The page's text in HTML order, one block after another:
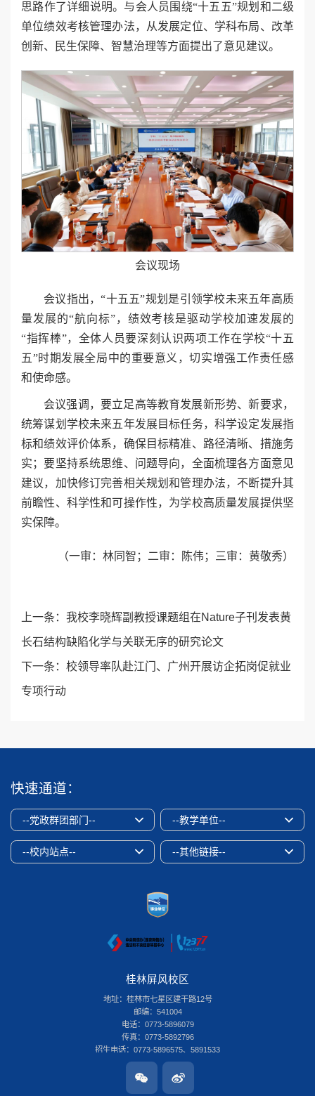
思路作了详细说明。与会人员围绕“十五五”规划和二级
单位绩效考核管理办法，从发展定位、学科布局、改革
创新、民生保障、智慧治理等方面提出了意见建议。
会议现场
会议指出，“十五五”规划是引领学校未来五年高质
量发展的“航向标”，绩效考核是驱动学校加速发展的
“指挥棒”，全体人员要深刻认识两项工作在学校“十五
五”时期发展全局中的重要意义，切实增强工作责任感
和使命感。
会议强调，要立足高等教育发展新形势、新要求，
统筹谋划学校未来五年发展目标任务，科学设定发展指
标和绩效评价体系，确保目标精准、路径清晰、措施务
实；要坚持系统思维、问题导向，全面梳理各方面意见
建议，加快修订完善相关规划和管理办法，不断提升其
前瞻性、科学性和可操作性，为学校高质量发展提供坚
实保障。
（一审：林同智；二审：陈伟；三审：黄敬秀）
上一条： 我校李晓辉副教授课题组在Nature子刊发表黄
长石结构缺陷化学与关联无序的研究论文
下一条： 校领导率队赴江门、广州开展访企拓岗促就业
专项行动
快速通道：
--党政群团部门-- --教学单位--
--校内站点-- --其他链接--
桂林屏风校区
地址：桂林市七星区建干路12号
邮编：541004
电话：0773-5896079
传真：0773-5892796
招生电话：0773-5896575、5891533
桂林雁山校区
地址：桂林市雁山区雁山街319号